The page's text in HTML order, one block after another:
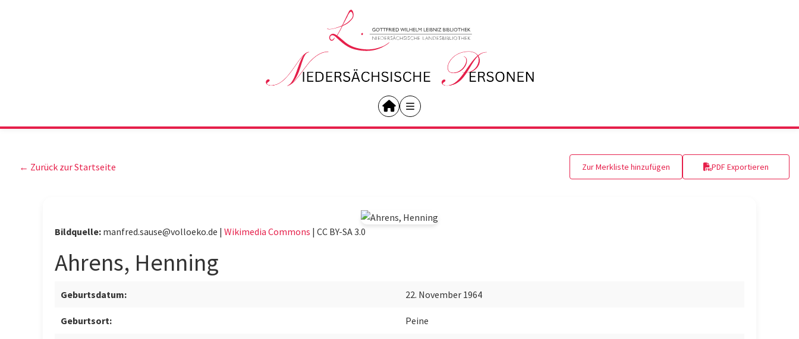
← Zurück zur Startseite Zur Merkliste hinzufügen PDF Exportieren
Ahrens, Henning
Geburtsdatum: 22. November 1964
Geburtsort: Peine
Bildquelle: manfred.sause@volloeko.de | Wikimedia Commons | CC BY-SA 3.0